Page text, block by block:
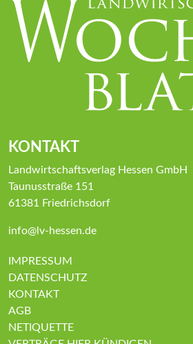
KONTAKT
Landwirtschaftsverlag Hessen GmbH
Taunusstraße 151
61381 Friedrichsdorf
info@lv-hessen.de
IMPRESSUM
DATENSCHUTZ
KONTAKT
AGB
NETIQUETTE